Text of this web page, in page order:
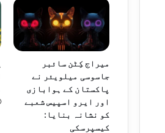
میراج کِٹن سائبر
جاسوسی میلویئر نے
پاکستان کے ہوابازی
اور ایرو اسپیس شعبے
کو نشانہ بنایا:
کیسپرسکی